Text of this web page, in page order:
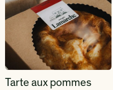
Tarte aux pommes